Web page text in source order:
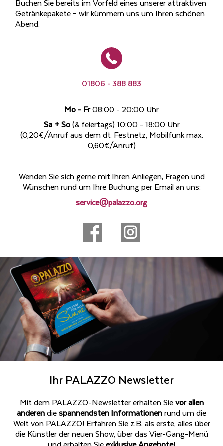
Buchen Sie bereits im Vorfeld eines unserer attraktiven
Getränkepakete – wir kümmern uns um Ihren schönen
Abend.
01806 - 388 883
Mo - Fr08:00 - 20:00 Uhr
Sa + So(& feiertags) 10:00 - 18:00 Uhr
(0,20€/Anruf aus dem dt. Festnetz, Mobilfunk max.
0,60€/Anruf)
Wenden Sie sich gerne mit Ihren Anliegen, Fragen und
Wünschen rund um Ihre Buchung per Email an uns:
service@palazzo.org
Ihr PALAZZO Newsletter
Mit dem PALAZZO-Newsletter erhalten Sievor allen
anderendiespannendsten Informationenrund um die
Welt von PALAZZO! Erfahren Sie z.B. als erste, alles über
die Künstler der neuen Show, über das Vier-Gang-Menü